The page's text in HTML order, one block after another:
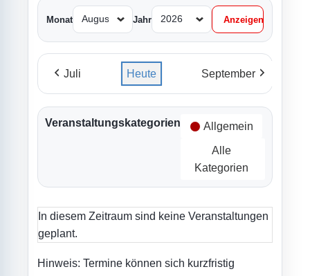
Monat Jahr
Juli Heute September
Veranstaltungskategorien Allgemein
Alle
Kategorien
In diesem Zeitraum sind keine Veranstaltungen
geplant.
Hinweis: Termine können sich kurzfristig